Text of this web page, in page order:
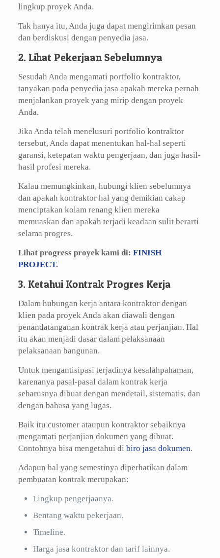
lingkup proyek Anda.
Tak hanya itu, Anda juga dapat mengirimkan pesan
dan berdiskusi dengan penyedia jasa.
2. Lihat Pekerjaan Sebelumnya
Sesudah Anda mengamati portfolio kontraktor,
tanyakan pada penyedia jasa apakah mereka pernah
menjalankan proyek yang mirip dengan proyek
Anda.
Jika Anda telah menelusuri portfolio kontraktor
tersebut, Anda dapat menentukan hal-hal seperti
garansi, ketepatan waktu pengerjaan, dan juga hasil-
hasil profesi mereka.
Kalau memungkinkan, hubungi klien sebelumnya
dan apakah kontraktor hal yang demikian cakap
menciptakan kolam renang klien mereka
memuaskan dan apakah terjadi keadaan sulit berarti
selama progres.
Lihat progress proyek kami di: FINISH
PROJECT.
3. Ketahui Kontrak Progres Kerja
Dalam hubungan kerja antara kontraktor dengan
klien pada proyek Anda akan diawali dengan
penandatanganan kontrak kerja atau perjanjian. Hal
itu akan menjadi dasar dalam pelaksanaan
pelaksanaan bangunan.
Untuk mengantisipasi terjadinya kesalahpahaman,
karenanya pasal-pasal dalam kontrak kerja
seharusnya dibuat dengan mendetail, sistematis, dan
dengan bahasa yang lugas.
Baik itu customer ataupun kontraktor sebaiknya
mengamati perjanjian dokumen yang dibuat.
Contohnya bisa mengetahui di biro jasa dokumen.
Adapun hal yang semestinya diperhatikan dalam
pembuatan kontrak merupakan:
Lingkup pengerjaanya.
Bentang waktu pekerjaan.
Timeline.
Harga jasa kontraktor dan tarif lainnya.